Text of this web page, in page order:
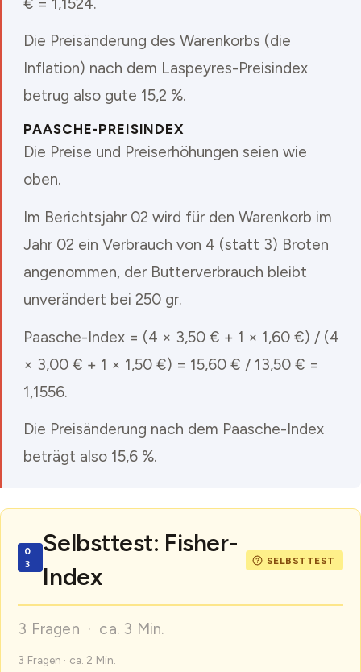
Die Preisänderung des Warenkorbs (die
Inflation) nach dem Laspeyres-Preisindex
betrug also gute 15,2 %.
PAASCHE-PREISINDEX
Die Preise und Preiserhöhungen seien wie
oben.
Im Berichtsjahr 02 wird für den Warenkorb im
Jahr 02 ein Verbrauch von 4 (statt 3) Broten
angenommen, der Butterverbrauch bleibt
unverändert bei 250 gr.
Paasche-Index = (4 × 3,50 € + 1 × 1,60 €) / (4
× 3,00 € + 1 × 1,50 €) = 15,60 € / 13,50 € =
1,1556.
Die Preisänderung nach dem Paasche-Index
beträgt also 15,6 %.
Selbsttest: Fisher-
Index
3 Fragen · ca. 3 Min.
3 Fragen · ca. 2 Min.